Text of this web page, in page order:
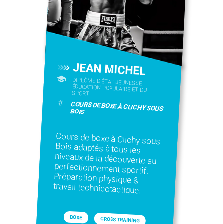
JEAN MICHEL
DIPLÔME D'ÉTAT JEUNESSE
ÉDUCATION POPULAIRE ET DU
SPORT
# COURS DE BOXE À CLICHY SOUS
BOIS
Cours de boxe à Clichy sous
Bois adaptés à tous les
niveaux de la découverte au
perfectionnement sportif.
Préparation physique &
travail technicotactique.
BOXE CROSS TRAINING